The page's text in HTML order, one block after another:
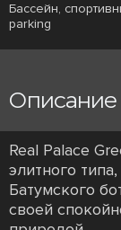
Бассейн,
parking
Описание
Real Palace
элитного
Батумского
своей